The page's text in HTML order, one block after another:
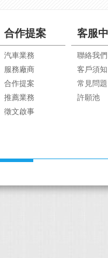
合作提案
汽車業務
服務廠商
合作提案
推薦業務
徵文啟事
客服
聯絡我們
客戶須知
常見問題
許願池